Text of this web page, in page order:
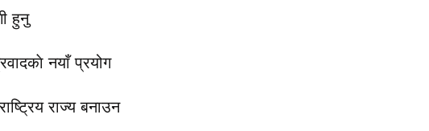
हुनु
नयाँ प्रयोग
राज्य बनाउन